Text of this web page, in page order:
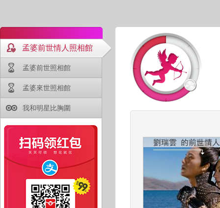
孟婆前世情人照相館
孟婆前世照相館
孟婆來世照相館
我和明星比胸圍